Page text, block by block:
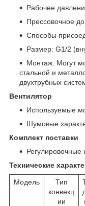
Рабочее
Прессовочное
Способы
Размер: G1/2
Монтаж. Могут
стальной и
двухтрубных
Вентилятор
Используемые
Шумовые
Комплект поставки
Регулировочные
Технические
Модель
Тип
конвекц
ии